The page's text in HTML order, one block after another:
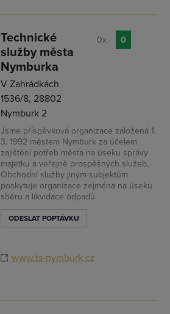
Technické
služby města
Nymburka
V Zahrádkách
1536/8, 28802
Nymburk 2
Jsme příspěvková organizace založená 1.
3. 1992 městem Nymburk za účelem
zajištění potřeb města na úseku správy
majetku a veřejně prospěšných služeb.
Obchodní služby jiným subjektům
poskytuje organizace zejména na úseku
sběru a likvidace odpadů.
ODESLAT POPTÁVKU
www.ts-nymburk.cz
0x 0